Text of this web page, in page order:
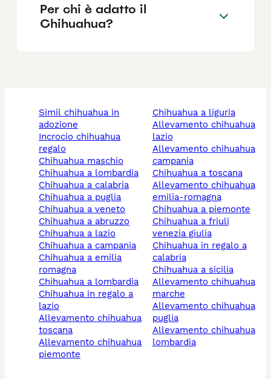
Per chi è adatto il
Chihuahua?
simil chihuahua in
adozione
incrocio chihuahua
regalo
chihuahua maschio
chihuahua a lombardia
chihuahua a calabria
chihuahua a puglia
chihuahua a veneto
chihuahua a abruzzo
chihuahua a lazio
chihuahua a campania
chihuahua a emilia
romagna
chihuahua a lombardia
chihuahua in regalo a
lazio
allevamento chihuahua
toscana
allevamento chihuahua
piemonte
chihuahua a liguria
allevamento chihuahua
lazio
allevamento chihuahua
campania
chihuahua a toscana
allevamento chihuahua
emilia-romagna
chihuahua a piemonte
chihuahua a friuli
venezia giulia
chihuahua in regalo a
calabria
chihuahua a sicilia
allevamento chihuahua
marche
allevamento chihuahua
puglia
allevamento chihuahua
lombardia